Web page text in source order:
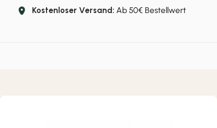
Kostenloser Versand: Ab 50€ Bestellwert